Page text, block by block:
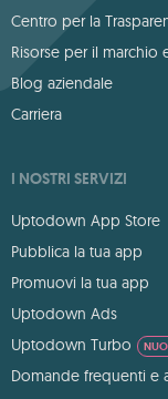
Centro per la
Risorse per il marchio
Blog aziendale
Carriera
I NOSTRI SERVIZI
Uptodown App Store
Pubblica la tua app
Promuovi la tua app
Uptodown Ads
Uptodown Turbo
Domande frequenti e